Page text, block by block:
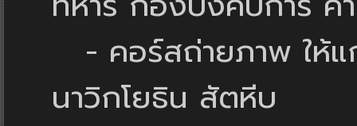
- คอร์สถ่ายภาพ ให้แ
นาวิกโยธิน สัตหีบ